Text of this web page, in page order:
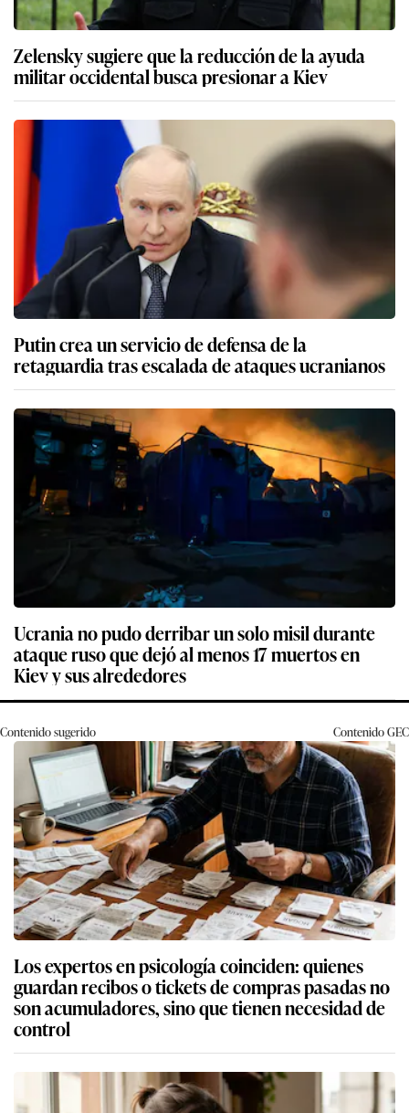
Zelensky sugiere que la reducción de la ayuda
militar occidental busca presionar a Kiev
Putin crea un servicio de defensa de la
retaguardia tras escalada de ataques ucranianos
Ucrania no pudo derribar un solo misil durante
ataque ruso que dejó al menos 17 muertos en
Kiev y sus alrededores
Contenido sugerido ContenidoGEC
Los expertos en psicología coinciden: quienes
guardan recibos o tickets de compras pasadas no
son acumuladores, sino que tienen necesidad de
control